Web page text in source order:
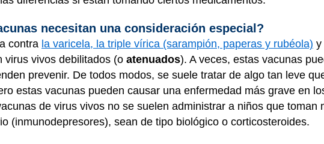
necesitan una consideración especial?
contra la varicela, la triple vírica (sarampión, paperas y rubéola) y
virus vivos debilitados (o atenuados). A veces, estas vacunas
prevenir. De todos modos, se suele tratar de algo tan leve
estas vacunas pueden causar una enfermedad más grave en
de virus vivos no se suelen administrar a niños que toman
(inmunodepresores), sean de tipo biológico o corticosteroides.